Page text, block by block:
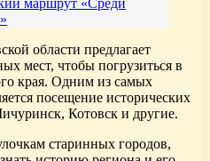
маршрут «Среди
области предлагает
мест, чтобы погрузиться в
края. Одним из самых
посещение исторических
Котовск и другие.
старинных городов,